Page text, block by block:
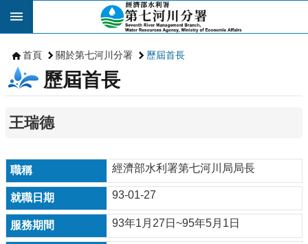
跳到主要內容區塊
首頁 關於第七河川分署 歷屆首長
歷屆首長
王瑞德
經濟部水利署第七河川局局長
93-01-27
93年1月27日~95年5月1日